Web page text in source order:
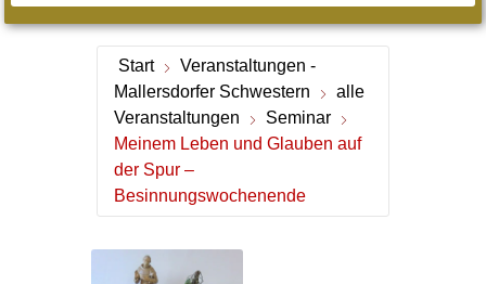
Start
Veranstaltungen -
Mallersdorfer Schwestern
alle
Veranstaltungen
Seminar
Meinem Leben und Glauben auf
der Spur –
Besinnungswochenende